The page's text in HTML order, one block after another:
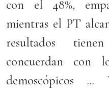
con el 48%,
mientras el PT
resultados
concuerdan con
demoscópicos